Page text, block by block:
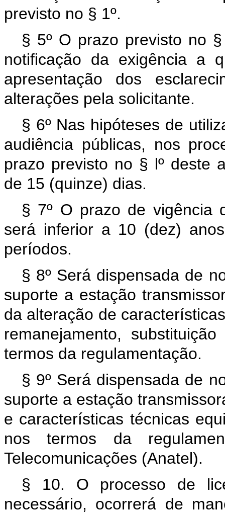
previsto no § 1º.
§ 5º O prazo previsto no
notificação da exigência
apresentação dos
alterações pela solicitante.
§ 6º Nas hipóteses de
audiência públicas, nos
prazo previsto no § lº deste
de 15 (quinze) dias.
§ 7º O prazo de vigência
será inferior a 10 (dez)
períodos.
§ 8º Será dispensada de
suporte a estação
da alteração de
remanejamento,
termos da regulamentação.
§ 9º Será dispensada de
suporte a estação
e características técnicas
nos termos da
Telecomunicações (Anatel).
§ 10. O processo de
necessário, ocorrerá de